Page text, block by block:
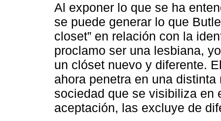
Al exponer lo que se ha
se puede generar lo que
closet” en relación con la
proclamo ser una lesbiana,
un clóset nuevo y diferente.
ahora penetra en una
sociedad que se visibiliza en
aceptación, las excluye de